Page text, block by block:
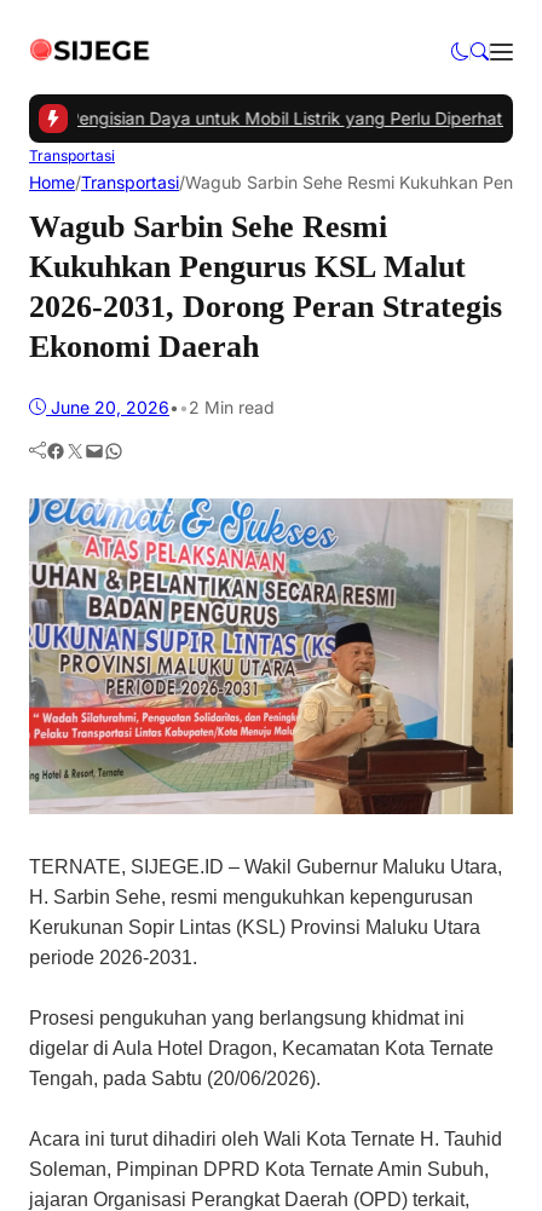
Pengisian Daya untuk Mobil Listrik yang Perlu Diperhatikan
Transportasi
Home/Transportasi/Wagub Sarbin Sehe Resmi Kukuhkan
Wagub Sarbin Sehe Resmi
Kukuhkan Pengurus KSL Malut
2026-2031, Dorong Peran Strategis
Ekonomi Daerah
June 20, 2026• •2 Min read
Facebook Twitter Mail WhatsApp
​TERNATE, SIJEGE.ID – Wakil Gubernur Maluku Utara,
H. Sarbin Sehe, resmi mengukuhkan kepengurusan
Kerukunan Sopir Lintas (KSL) Provinsi Maluku Utara
periode 2026-2031.
Prosesi pengukuhan yang berlangsung khidmat ini
digelar di Aula Hotel Dragon, Kecamatan Kota Ternate
Tengah, pada Sabtu (20/06/2026).
​Acara ini turut dihadiri oleh Wali Kota Ternate H. Tauhid
Soleman, Pimpinan DPRD Kota Ternate Amin Subuh,
jajaran Organisasi Perangkat Daerah (OPD) terkait,